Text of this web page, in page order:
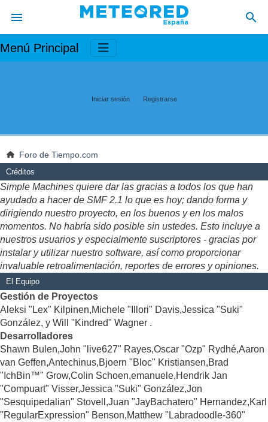
Menú Principal
Iniciar sesión Registrarse
Foro de Tiempo.com
Créditos
Simple Machines quiere dar las gracias a todos los que han
ayudado a hacer de SMF 2.1 lo que es hoy; dando forma y
dirigiendo nuestro proyecto, en los buenos y en los malos
momentos. No habría sido posible sin ustedes. Esto incluye a
nuestros usuarios y especialmente suscriptores - gracias por
instalar y utilizar nuestro software, así como proporcionar
invaluable retroalimentación, reportes de errores y opiniones.
El Equipo
Gestión de Proyectos
Aleksi "Lex" Kilpinen,Michele "Illori" Davis,Jessica "Suki"
González, y Will "Kindred" Wagner .
Desarrolladores
Shawn Bulen,John "live627" Rayes,Oscar "Ozp" Rydhé,Aaron
van Geffen,Antechinus,Bjoern "Bloc" Kristiansen,Brad
"IchBin™" Grow,Colin Schoen,emanuele,Hendrik Jan
"Compuart" Visser,Jessica "Suki" González,Jon
"Sesquipedalian" Stovell,Juan "JayBachatero" Hernandez,Karl
"RegularExpression" Benson,Matthew "Labradoodle-360"